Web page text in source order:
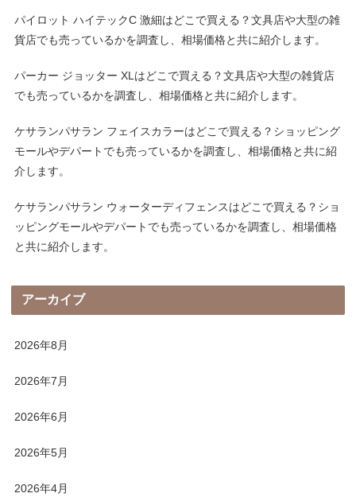
パイロット ハイテックC 激細はどこで買える？文具店や大型の雑
貨店でも売っているかを調査し、相場価格と共に紹介します。
パーカー ジョッター XLはどこで買える？文具店や大型の雑貨店
でも売っているかを調査し、相場価格と共に紹介します。
ケサランパサラン フェイスカラーはどこで買える？ショッピング
モールやデパートでも売っているかを調査し、相場価格と共に紹
介します。
ケサランパサラン ウォーターディフェンスはどこで買える？ショ
ッピングモールやデパートでも売っているかを調査し、相場価格
と共に紹介します。
アーカイブ
2026年8月
2026年7月
2026年6月
2026年5月
2026年4月